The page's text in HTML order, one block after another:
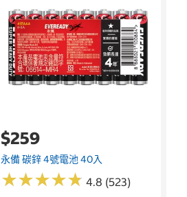
$259
永備 碳鋅 4號電池 40入
★★★★★
★★★★★ 4.8 (523)